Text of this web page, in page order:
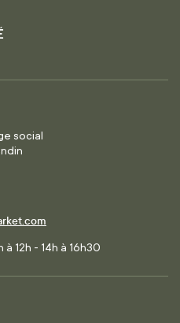
social
12h - 14h à 16h30